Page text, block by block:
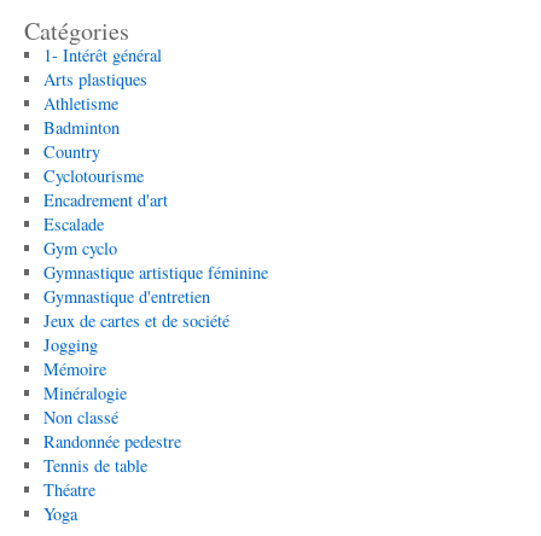
Catégories
1- Intérêt général
Arts plastiques
Athletisme
Badminton
Country
Cyclotourisme
Encadrement d'art
Escalade
Gym cyclo
Gymnastique artistique féminine
Gymnastique d'entretien
Jeux de cartes et de société
Jogging
Mémoire
Minéralogie
Non classé
Randonnée pedestre
Tennis de table
Théatre
Yoga